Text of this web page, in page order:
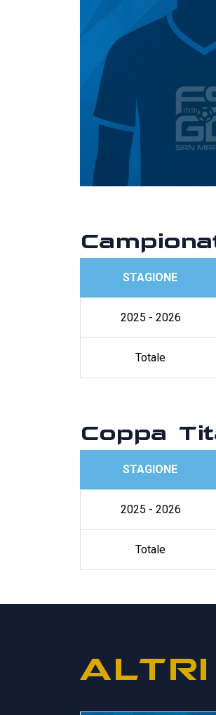
STAGIONE
2025 - 2026
Totale
Coppa
STAGIONE
2025 - 2026
Totale
ALTRI